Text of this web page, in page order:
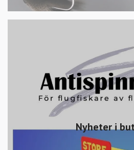
Nyheter i